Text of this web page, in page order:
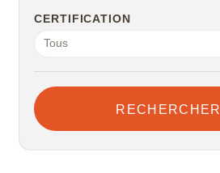
CERTIFICATION
Tous
RECHERCHER